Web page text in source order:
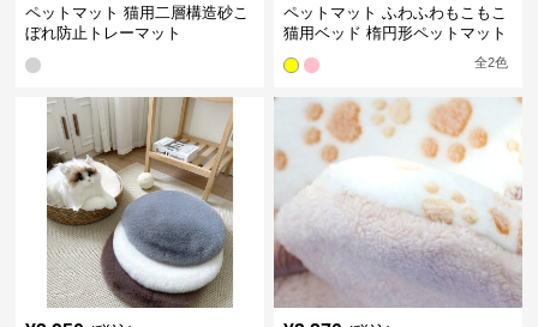
ペットマット 猫用二層構造砂こ
ぼれ防止トレーマット
ペットマット ふわふわもこもこ
猫用ベッド 楕円形ペットマット
全2色